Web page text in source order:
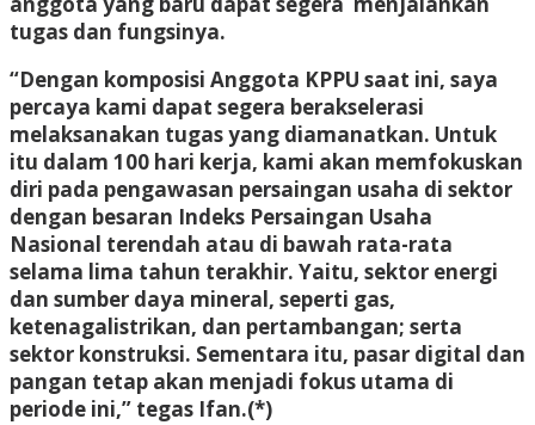
tugas dan fungsinya.
“Dengan komposisi Anggota KPPU saat ini, saya
percaya kami dapat segera berakselerasi
melaksanakan tugas yang diamanatkan. Untuk
itu dalam 100 hari kerja, kami akan memfokuskan
diri pada pengawasan persaingan usaha di sektor
dengan besaran Indeks Persaingan Usaha
Nasional terendah atau di bawah rata-rata
selama lima tahun terakhir. Yaitu, sektor energi
dan sumber daya mineral, seperti gas,
ketenagalistrikan, dan pertambangan; serta
sektor konstruksi. Sementara itu, pasar digital dan
pangan tetap akan menjadi fokus utama di
periode ini,” tegas Ifan.(*)